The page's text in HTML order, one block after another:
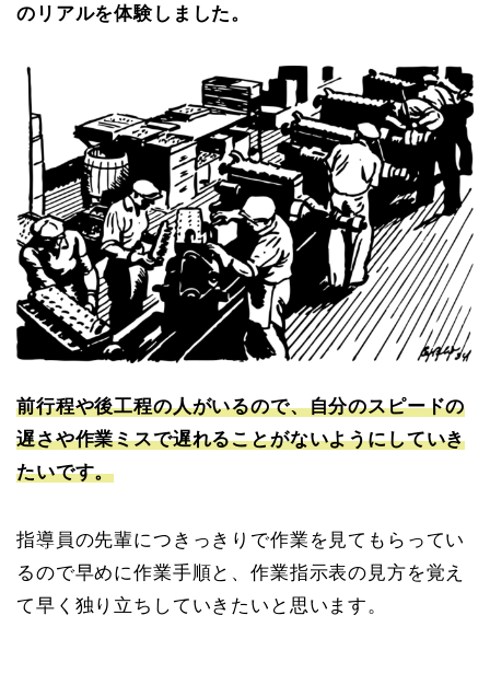
のリアルを体験しました。
前行程や後工程の人がいるので、自分のスピードの
遅さや作業ミスで遅れることがないようにしていき
たいです。
指導員の先輩につきっきりで作業を見てもらってい
るので早めに作業手順と、作業指示表の見方を覚え
て早く独り立ちしていきたいと思います。